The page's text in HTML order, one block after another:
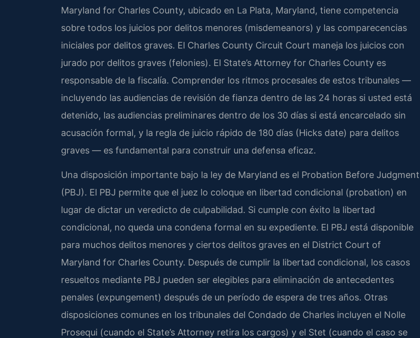
Maryland for Charles County, ubicado en La Plata, Maryland, tiene competencia
sobre todos los juicios por delitos menores (misdemeanors) y las comparecencias
iniciales por delitos graves. El Charles County Circuit Court maneja los juicios con
jurado por delitos graves (felonies). El State’s Attorney for Charles County es
responsable de la fiscalía. Comprender los ritmos procesales de estos tribunales —
incluyendo las audiencias de revisión de fianza dentro de las 24 horas si usted está
detenido, las audiencias preliminares dentro de los 30 días si está encarcelado sin
acusación formal, y la regla de juicio rápido de 180 días (Hicks date) para delitos
graves — es fundamental para construir una defensa eficaz.
Una disposición importante bajo la ley de Maryland es el Probation Before Judgment
(PBJ). El PBJ permite que el juez lo coloque en libertad condicional (probation) en
lugar de dictar un veredicto de culpabilidad. Si cumple con éxito la libertad
condicional, no queda una condena formal en su expediente. El PBJ está disponible
para muchos delitos menores y ciertos delitos graves en el District Court of
Maryland for Charles County. Después de cumplir la libertad condicional, los casos
resueltos mediante PBJ pueden ser elegibles para eliminación de antecedentes
penales (expungement) después de un período de espera de tres años. Otras
disposiciones comunes en los tribunales del Condado de Charles incluyen el Nolle
Prosequi (cuando el State’s Attorney retira los cargos) y el Stet (cuando el caso se